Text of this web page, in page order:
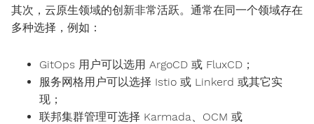
其次，云原生领域的创新非常活跃。通常在同一个领域存在
多种选择，例如：
GitOps 用户可以选用 ArgoCD 或 FluxCD；
服务网格用户可以选择 Istio 或 Linkerd 或其它实
现；
联邦集群管理可选择 Karmada、OCM 或